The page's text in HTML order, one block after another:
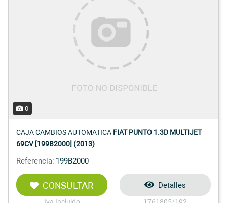
0
CAJA CAMBIOS AUTOMATICA FIAT PUNTO 1.3D MULTIJET
69CV [199B2000] (2013)
Referencia: 199B2000
CONSULTAR Detalles